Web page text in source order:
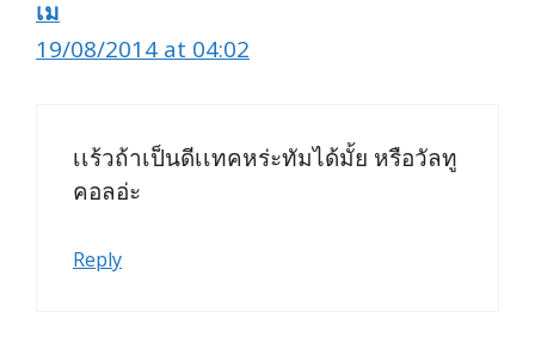
เม
19/08/2014 at 04:02
เเร้วถ้าเป็นดีเเทคหร่ะทัมได้มั้ย หรือวัลทู
คอลอ่ะ
Reply